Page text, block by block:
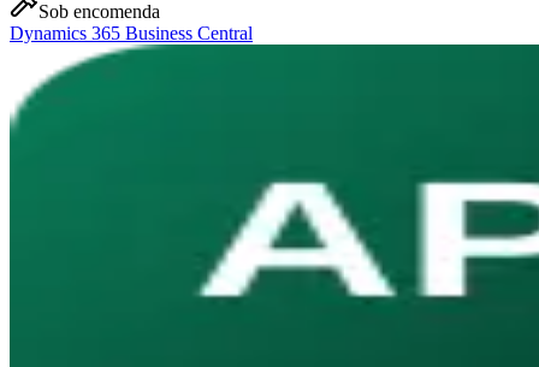
Sob encomenda
Dynamics 365 Business Central